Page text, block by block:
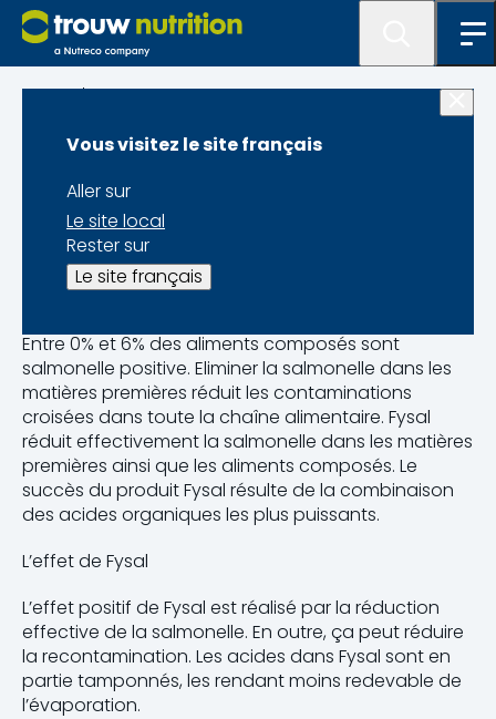
Vous visitez le site français
Aller sur
Le site local
Rester sur
Le site français
Catalogue
Fysal®
Réduire la contamination des aliments.
Entre 0% et 6% des aliments composés sont
salmonelle positive. Eliminer la salmonelle dans les
matières premières réduit les contaminations
croisées dans toute la chaîne alimentaire. Fysal
réduit effectivement la salmonelle dans les matières
premières ainsi que les aliments composés. Le
succès du produit Fysal résulte de la combinaison
des acides organiques les plus puissants.
L’effet de Fysal
L’effet positif de Fysal est réalisé par la réduction
effective de la salmonelle. En outre, ça peut réduire
la recontamination. Les acides dans Fysal sont en
partie tamponnés, les rendant moins redevable de
l’évaporation.